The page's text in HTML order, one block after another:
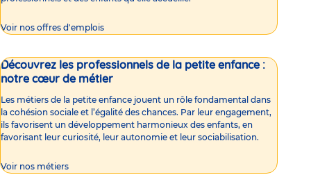
Voir nos offres d'emplois
Découvrez les professionnels de la petite enfance :
notre cœur de métier
Les métiers de la petite enfance jouent un rôle fondamental dans
la cohésion sociale et l’égalité des chances. Par leur engagement,
ils favorisent un développement harmonieux des enfants, en
favorisant leur curiosité, leur autonomie et leur sociabilisation.
Voir nos métiers